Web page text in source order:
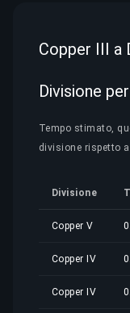
Copper III a
Divisione
Tempo stimato,
divisione rispetto a
Divisione
Copper V
Copper IV
Copper IV